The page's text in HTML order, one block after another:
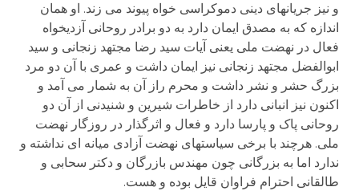
و نیز جریانهای دینی دموکراسی خواه پیوند می زند. او همان
اندازه که به مصدق ایمان دارد به دو برادر روحانی آزدیخواه
فعال در نهضت ملی یعنی آیات سید رضا مجتهد زنجانی و سید
ابوالفضل مجتهد زنجانی نیز ایمان داشت و عمری با آن دو مرد
بزرگ حشر و نشر داشت و محرم راز آن به شمار می آمد و
اکنون نیز انبانی دارد از خاطرات شیرین و شنیدنی از آن دو
روحانی پاک و پارسا دارد و فعال و اثرگذار در روزگار نهضت
ملی. هرچند با برخی سیاستهای نهضت آزادی میانه ای نداشته و
ندارد اما به بزرگانی چون مهندس بازرگان و دکتر سحابی و
طالقانی احترام فراوان قایل بوده و هست.